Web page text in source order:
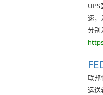
速，
分别
联邦
运送